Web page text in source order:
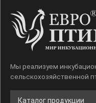
Мы реализуем
сельскохозяйственной
Каталог продукции